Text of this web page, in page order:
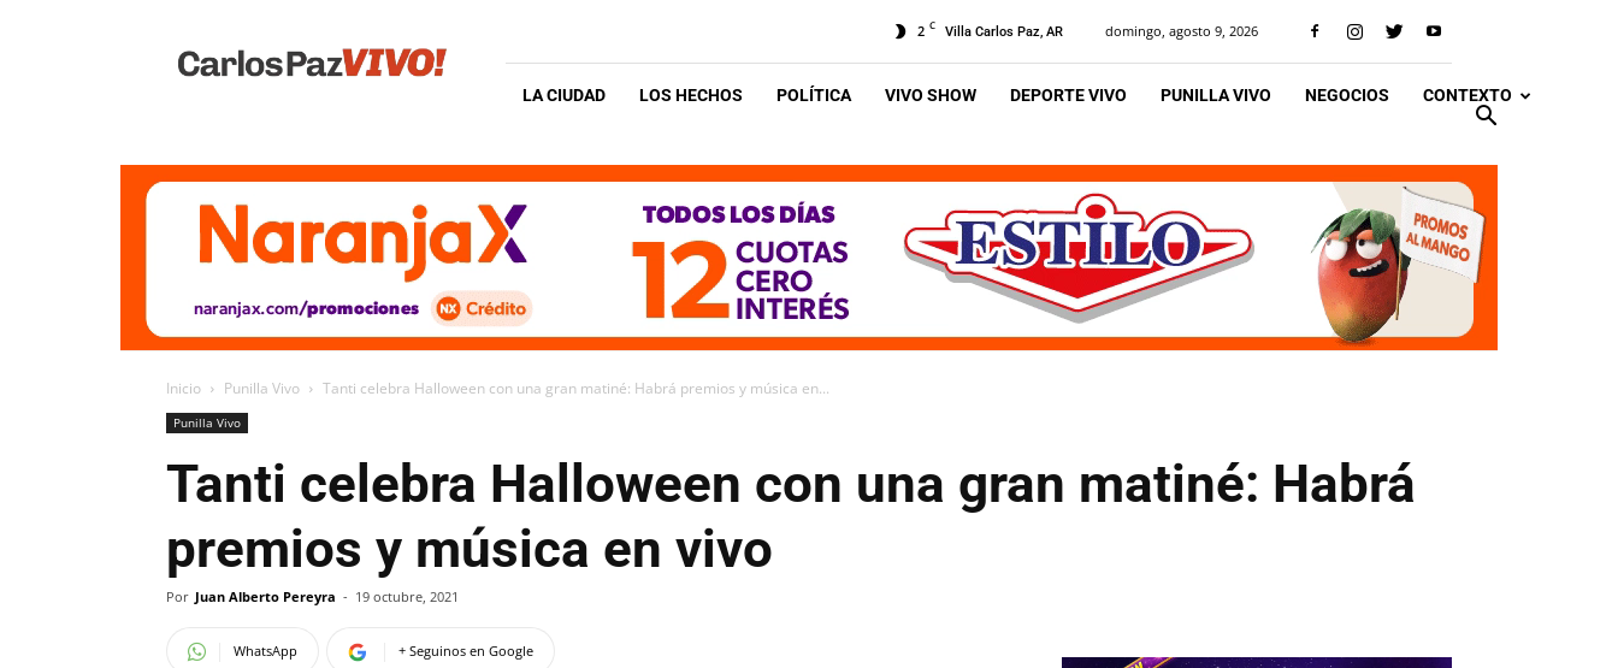
Vivo
2 C Villa Carlos Paz, AR domingo, agosto 9, 2026
LA CIUDAD LOS HECHOS POLÍTICA VIVO SHOW DEPORTE VIVO PUNILLA VIVO NEGOCIOS CONTEXTO
Inicio Punilla Vivo Tanti celebra Halloween con una gran matiné: Habrá premios y música en...
Punilla Vivo
Tanti celebra Halloween con una gran matiné: Habrá
premios y música en vivo
Por Juan Alberto Pereyra - 19 octubre, 2021
WhatsApp + Seguinos en Google